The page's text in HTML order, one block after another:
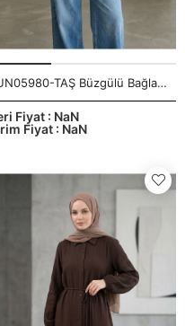
TUN05980-TAŞ Büzgülü Bağlamalı Tunik-Taş
Fiyat : NaN
Fiyat : NaN